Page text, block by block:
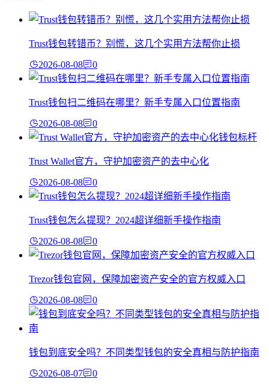
Trust钱包转错币？别慌，这几个实用方法帮你止损
2026-08-08 0
Trust钱包扫二维码在哪里？新手专属入口位置指南
2026-08-08 0
Trust Wallet官方，守护加密资产的去中心化
2026-08-08 0
Trust钱包怎么提现？2024超详细新手操作指南
2026-08-08 0
Trezor钱包官网，保障加密资产安全的官方权威入口
2026-08-08 0
钱包到底安全吗？不同类型钱包的安全真相与防护指南
2026-08-07 0